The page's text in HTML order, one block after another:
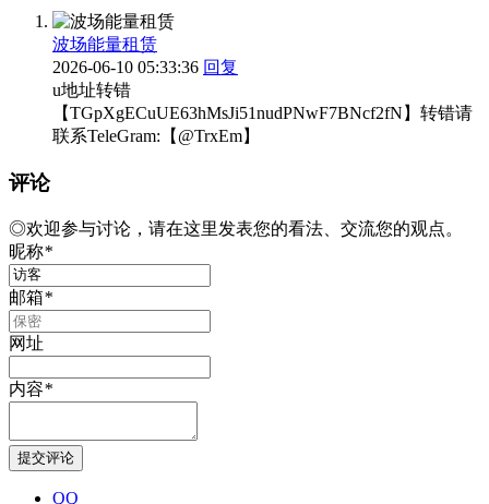
波场能量租赁
2026-06-10 05:33:36 回复
u地址转错
【TGpXgECuUE63hMsJi51nudPNwF7BNcf2fN】转错请
联系TeleGram:【@TrxEm】
评论
◎欢迎参与讨论，请在这里发表您的看法、交流您的观点。
昵称*
邮箱*
网址
内容*
QQ